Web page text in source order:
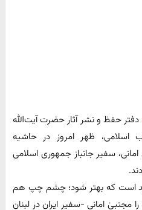
دفتر حفظ و نشر آثار حضرت آیت‌الله
اسلامی، ظهر امروز در حاشیه
سفیر جانباز جمهوری اسلامی
است که بهتر شود؛ چشم چپ هم
مجتبیٰ امانی -سفیر ایران در لبنان